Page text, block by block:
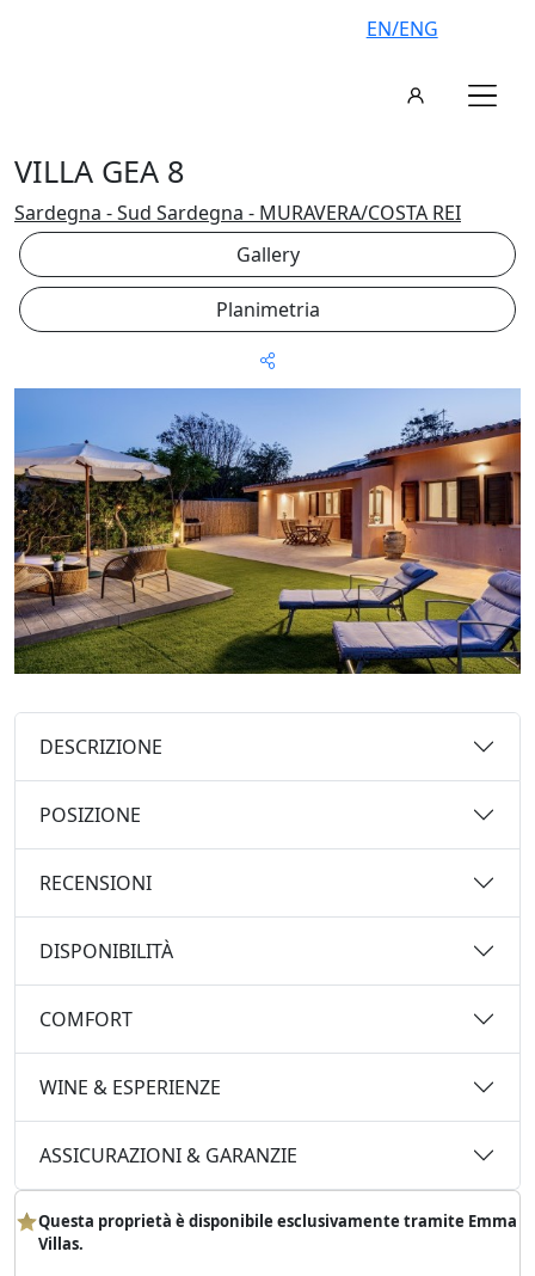
EN/ENG
VILLA GEA 8
Sardegna - Sud Sardegna - MURAVERA/COSTA REI
Gallery
Planimetria
DESCRIZIONE
POSIZIONE
RECENSIONI
DISPONIBILITÀ
COMFORT
WINE & ESPERIENZE
ASSICURAZIONI & GARANZIE
Questa proprietà è disponibile esclusivamente tramite Emma
Villas.